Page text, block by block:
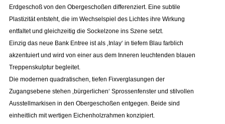
Erdgeschoß von den Obergeschoßen differenziert. Eine subtile
Plastizität entsteht, die im Wechselspiel des Lichtes ihre Wirkung
entfaltet und gleichzeitig die Sockelzone ins Szene setzt.
Einzig das neue Bank Entree ist als ‚Inlay‘ in tiefem Blau farblich
akzentuiert und wird von einer aus dem Inneren leuchtenden blauen
Treppenskulptur begleitet.
Die modernen quadratischen, tiefen Fixverglasungen der
Zugangsebene stehen ‚bürgerlichen‘ Sprossenfenster und stilvollen
Ausstellmarkisen in den Obergeschoßen entgegen. Beide sind
einheitlich mit wertigen Eichenholzrahmen konzipiert.